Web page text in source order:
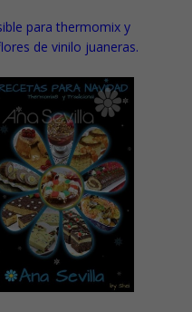
para thermomix y
de vinilo juaneras.